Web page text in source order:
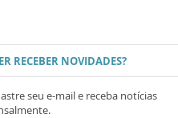
RECEBER NOVIDADES?
seu e-mail e receba notícias